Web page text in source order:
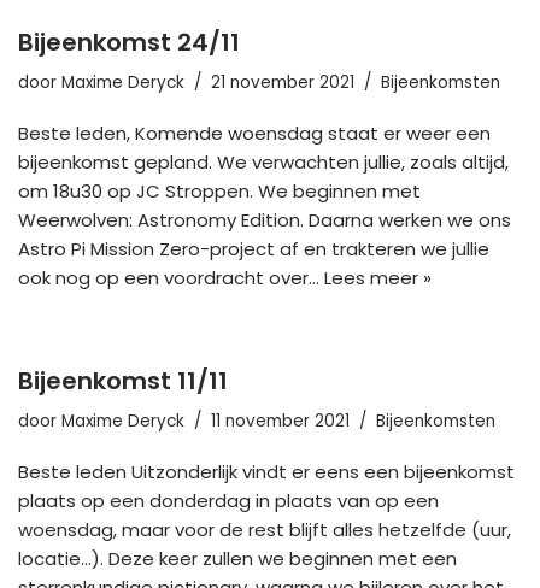
Bijeenkomst 24/11
door Maxime Deryck 21 november 2021 Bijeenkomsten
Beste leden, Komende woensdag staat er weer een
bijeenkomst gepland. We verwachten jullie, zoals altijd,
om 18u30 op JC Stroppen. We beginnen met
Weerwolven: Astronomy Edition. Daarna werken we ons
Astro Pi Mission Zero-project af en trakteren we jullie
ook nog op een voordracht over… Lees meer »
Bijeenkomst 11/11
door Maxime Deryck 11 november 2021 Bijeenkomsten
Beste leden Uitzonderlijk vindt er eens een bijeenkomst
plaats op een donderdag in plaats van op een
woensdag, maar voor de rest blijft alles hetzelfde (uur,
locatie…). Deze keer zullen we beginnen met een